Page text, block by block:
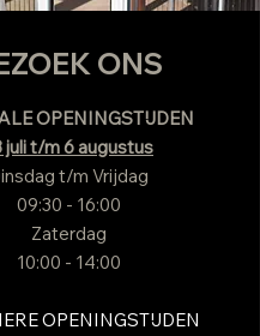
ONS
OPENINGSTIJDEN
juli t/m 6 augustus
t/m Vrijdag
09:30 - 16:00
Zaterdag
10:00 - 14:00
OPENINGSTIJDEN